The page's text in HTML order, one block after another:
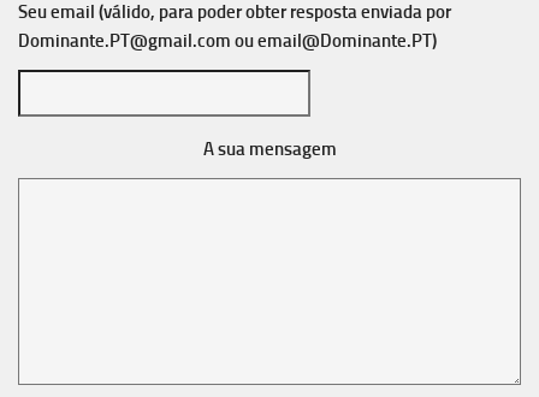
Seu email (válido, para poder obter resposta enviada por
Dominante.PT@gmail.com ouemail@Dominante.PT)
A sua mensagem